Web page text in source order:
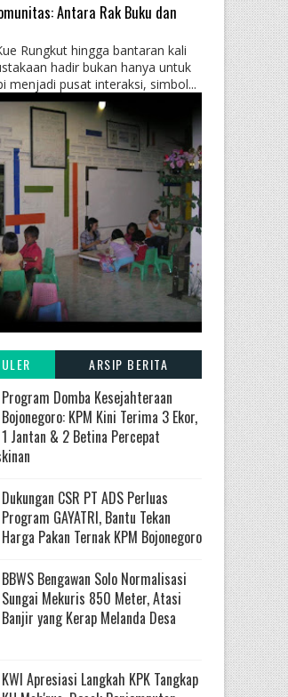
Antara Rak Buku dan
Rungkut hingga bantaran kali
hadir bukan hanya untuk
menjadi pusat interaksi, simbol...
ARSIP BERITA
Program Domba Kesejahteraan
Bojonegoro: KPM Kini Terima 3 Ekor,
1 Jantan & 2 Betina Percepat
Dukungan CSR PT ADS Perluas
Program GAYATRI, Bantu Tekan
Harga Pakan Ternak KPM Bojonegoro
BBWS Bengawan Solo Normalisasi
Sungai Mekuris 850 Meter, Atasi
Banjir yang Kerap Melanda Desa
KWI Apresiasi Langkah KPK Tangkap